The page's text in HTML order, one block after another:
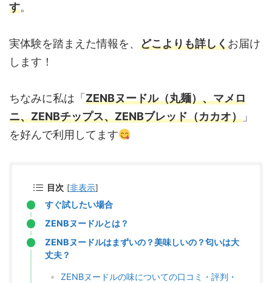
す。
実体験を踏まえた情報を、 どこよりも詳しくお届け
します！
ちなみに私は「 ZENBヌードル（丸麺）、マメロ
ニ、ZENBチップス、ZENBブレッド（カカオ） 」
を好んで利用してます
目次 [非表示]
すぐ試したい場合
ZENBヌードルとは？
ZENBヌードルはまずいの？美味しいの？匂いは大
丈夫？
ZENBヌードルの味についての口コミ・評判・